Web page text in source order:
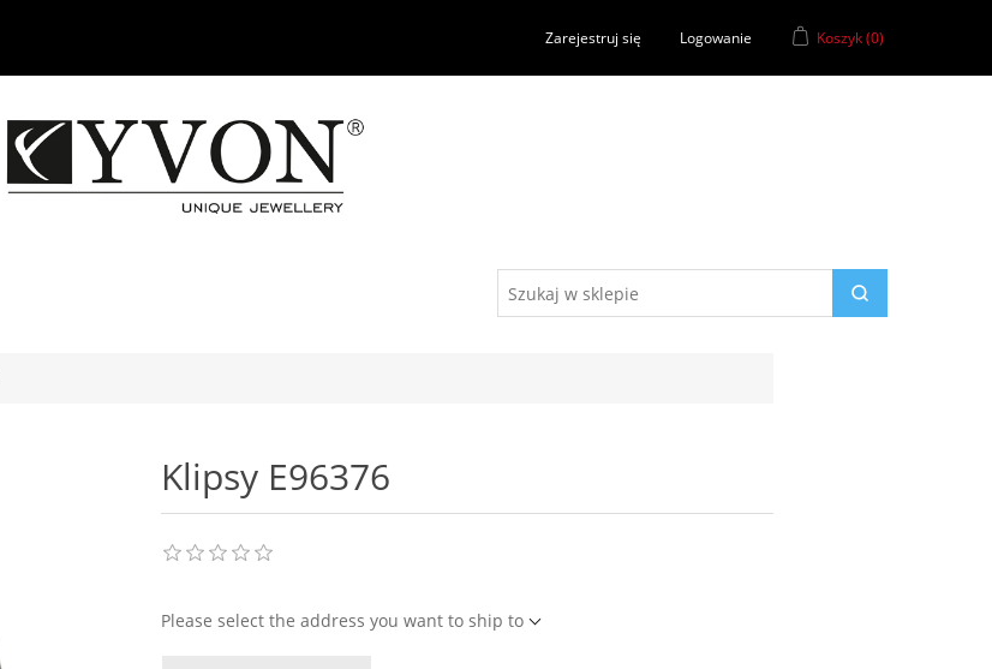
Zarejestruj się Logowanie Koszyk(0)
Klipsy E96376
Please select the address you want to ship to